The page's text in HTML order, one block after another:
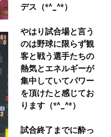
デス（*^_^*）
やはり試合場と言う
のは野球に限らず観
客と戦う選手たちの
熱気とエネルギーが
集中していてパワー
を頂けたと感じてお
ります（*^_^*）
試合終了までに酔っ